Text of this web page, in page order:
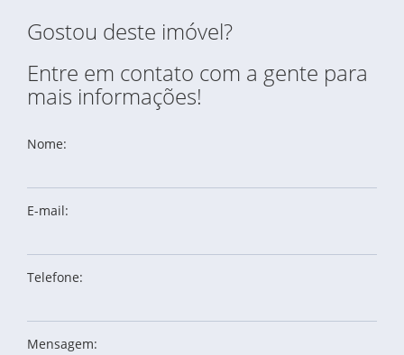
Gostou deste imóvel?
Entre em contato com a gente para
mais informações!
Nome:
E-mail:
Telefone:
Mensagem: